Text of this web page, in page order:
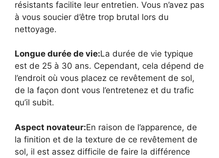
résistants facilite leur entretien. Vous n’avez pas
à vous soucier d’être trop brutal lors du
nettoyage.
Longue durée de vie:La durée de vie typique
est de 25 à 30 ans. Cependant, cela dépend de
l’endroit où vous placez ce revêtement de sol,
de la façon dont vous l’entretenez et du trafic
qu’il subit.
Aspect novateur:En raison de l’apparence, de
la finition et de la texture de ce revêtement de
sol, il est assez difficile de faire la différence